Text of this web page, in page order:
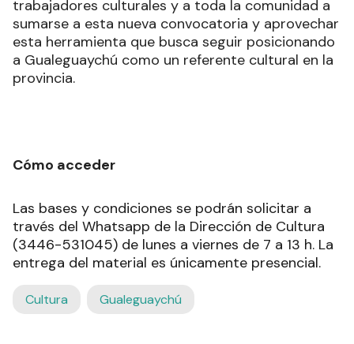
trabajadores culturales y a toda la comunidad a
sumarse a esta nueva convocatoria y aprovechar
esta herramienta que busca seguir posicionando
a Gualeguaychú como un referente cultural en la
provincia.
Cómo acceder
Las bases y condiciones se podrán solicitar a
través del Whatsapp de la Dirección de Cultura
(3446-531045) de lunes a viernes de 7 a 13 h. La
entrega del material es únicamente presencial.
Cultura Gualeguaychú